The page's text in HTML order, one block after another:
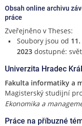
Obsah online archivu
práce
Zveřejněno v Theses:
Soubory jsou od
2023dostupné:
Univerzita Hradec
Fakulta informatiky a
Magisterský studijní
Ekonomika a
Práce na příbuzné